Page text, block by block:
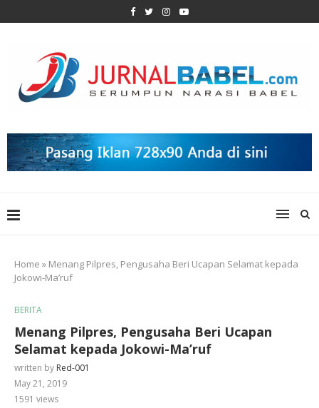
Home » Menang Pilpres, Pengusaha Beri Ucapan Selamat kepada
Jokowi-Ma’ruf
BERITA
Menang Pilpres, Pengusaha Beri Ucapan
Selamat kepada Jokowi-Ma’ruf
written by Red-001
May 21, 2019
1591 views